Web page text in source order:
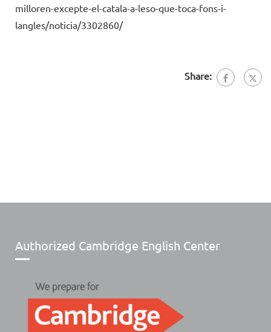
milloren-excepte-el-catala-a-leso-que-toca-fons-i-
langles/noticia/3302860/
Share:
Authorized Cambridge English Center